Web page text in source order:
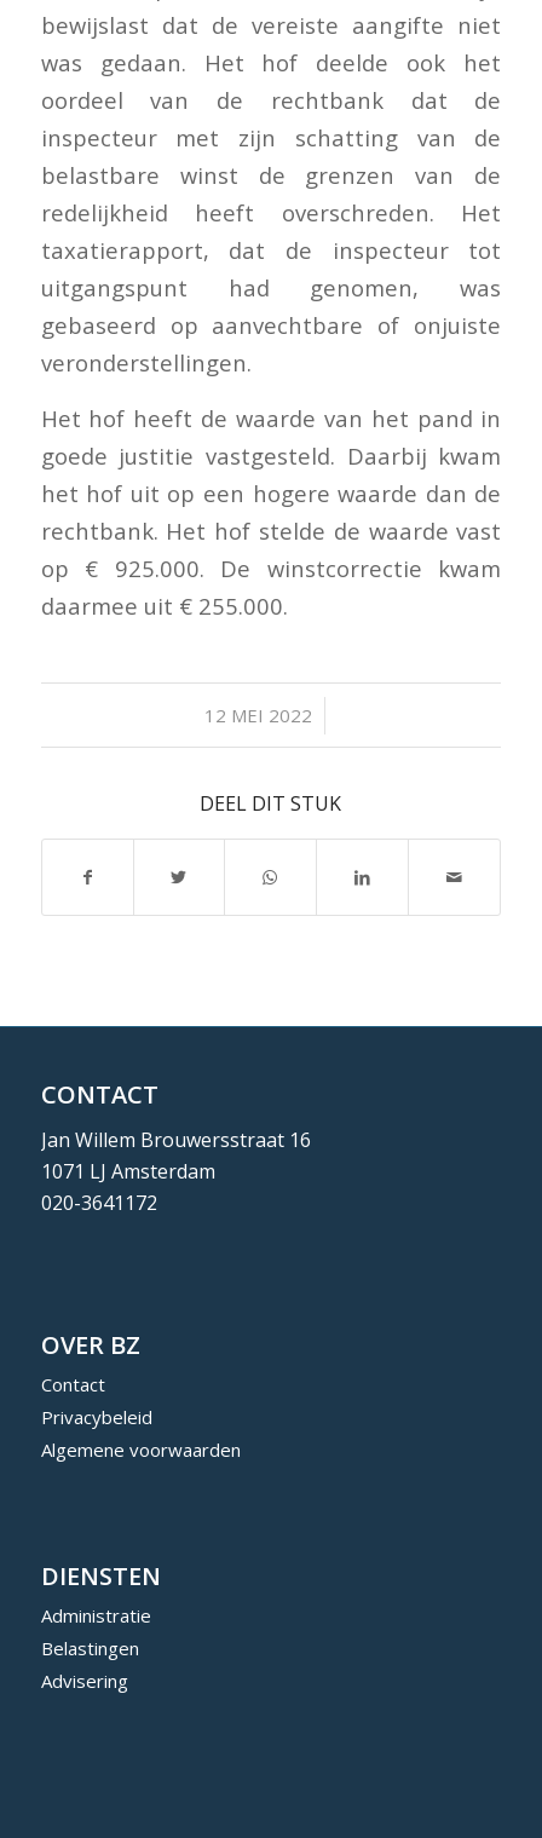
bewijslast dat de vereiste aangifte niet
was gedaan. Het hof deelde ook het
oordeel van de rechtbank dat de
inspecteur met zijn schatting van de
belastbare winst de grenzen van de
redelijkheid heeft overschreden. Het
taxatierapport, dat de inspecteur tot
uitgangspunt had genomen, was
gebaseerd op aanvechtbare of onjuiste
veronderstellingen.
Het hof heeft de waarde van het pand in
goede justitie vastgesteld. Daarbij kwam
het hof uit op een hogere waarde dan de
rechtbank. Het hof stelde de waarde vast
op € 925.000. De winstcorrectie kwam
daarmee uit € 255.000.
12 MEI 2022
/
DEEL DIT STUK
CONTACT
Jan Willem Brouwersstraat 16
1071 LJ Amsterdam
020-3641172
OVER BZ
Contact
Privacybeleid
Algemene voorwaarden
DIENSTEN
Administratie
Belastingen
Advisering